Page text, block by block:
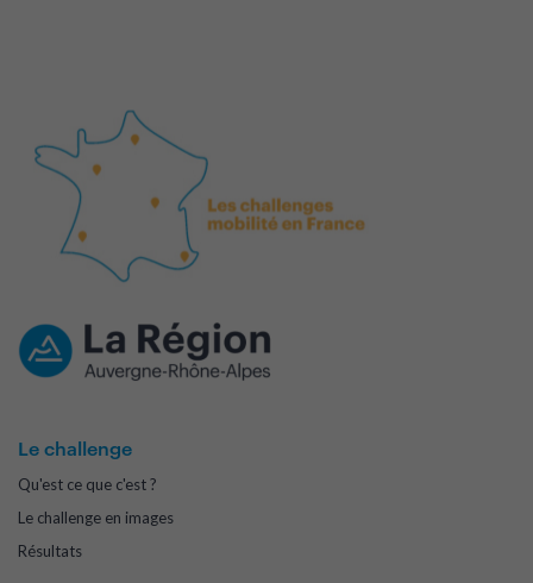
Le challenge
Qu'est ce que c'est ?
Le challenge en images
Résultats